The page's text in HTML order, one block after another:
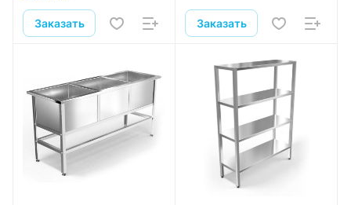
Заказать Заказать